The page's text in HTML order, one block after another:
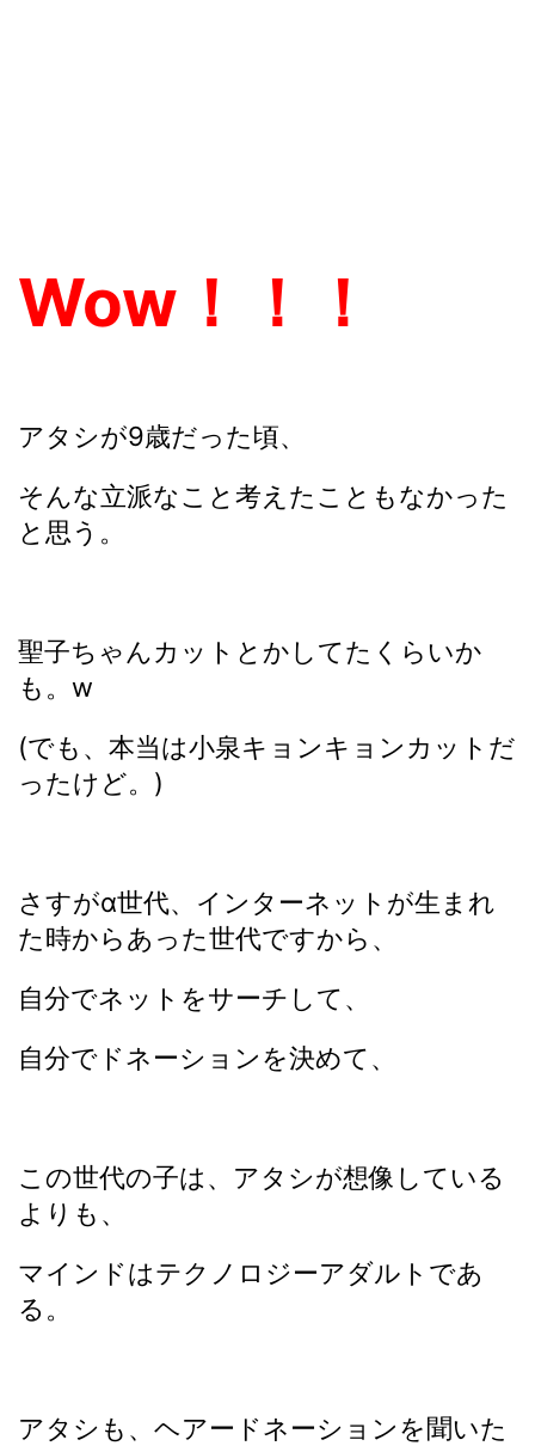
Wow！！！
アタシが9歳だった頃、
そんな立派なこと考えたこともなかった
と思う。
聖子ちゃんカットとかしてたくらいか
も。w
(でも、本当は小泉キョンキョンカットだ
ったけど。)
さすがα世代、インターネットが生まれ
た時からあった世代ですから、
自分でネットをサーチして、
自分でドネーションを決めて、
この世代の子は、アタシが想像している
よりも、
マインドはテクノロジーアダルトであ
る。
アタシも、ヘアードネーションを聞いた